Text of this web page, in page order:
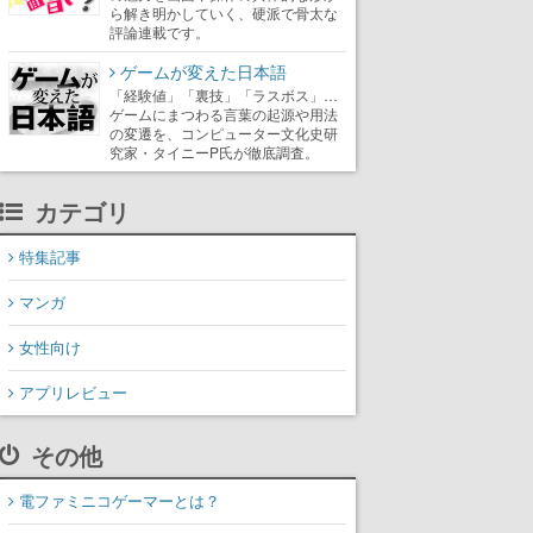
ら解き明かしていく、硬派で骨太な
評論連載です。
ゲームが変えた日本語
「経験値」「裏技」「ラスボス」…
ゲームにまつわる言葉の起源や用法
の変遷を、コンピューター文化史研
究家・タイニーP氏が徹底調査。
カテゴリ
特集記事
マンガ
女性向け
アプリレビュー
その他
電ファミニコゲーマーとは？